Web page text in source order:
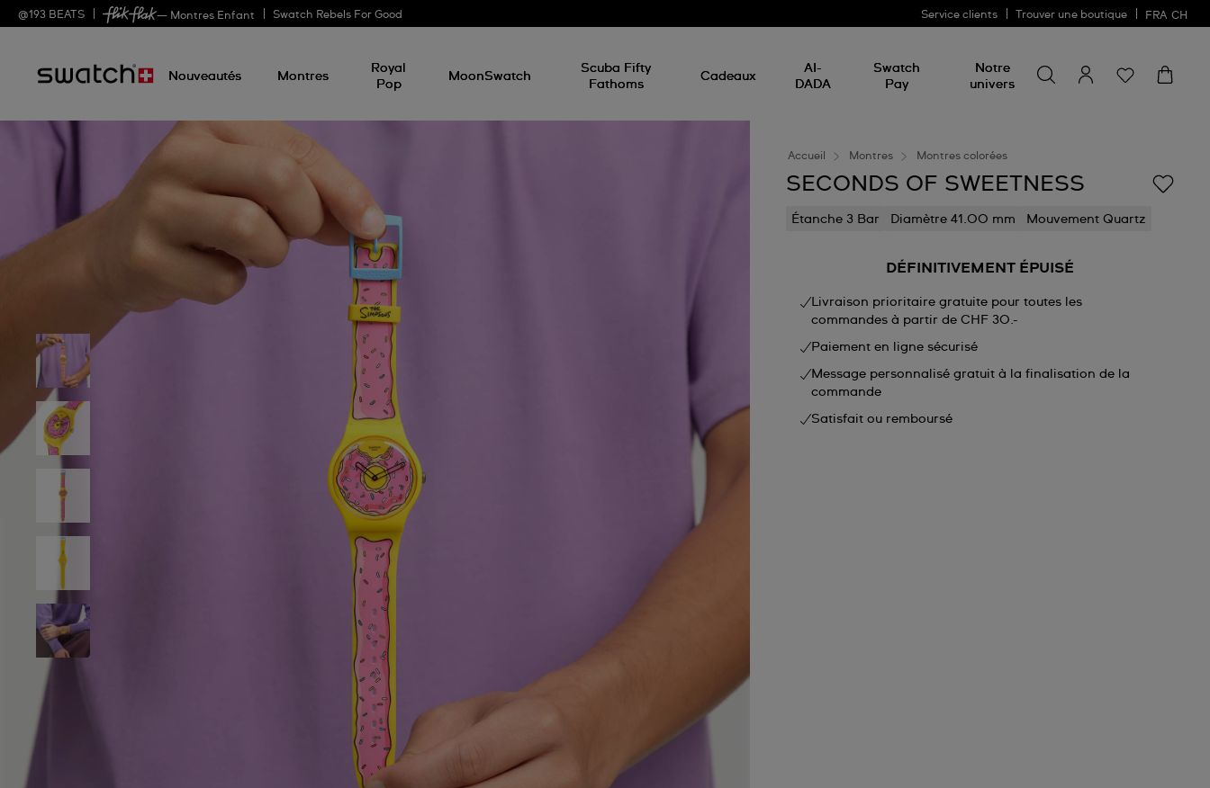
@193 BEATS — Montres Enfant Swatch Rebels For Good Service clients Trouver une boutique FRA CH
Nouveautés Montres
Royal
Pop
MoonSwatch
Scuba Fifty
Fathoms
Cadeaux
AI-
DADA
Swatch
Pay
Notre
univers
un
produit
Accueil Montres Montres colorées
SECONDS OF SWEETNESS
Étanche 3 Bar Diamètre 41.00 mm Mouvement Quartz
DÉFINITIVEMENT ÉPUISÉ
Livraison prioritaire gratuite pour toutes les
commandes à partir de CHF 30.-
Paiement en ligne sécurisé
Message personnalisé gratuit à la finalisation de la
commande
Satisfait ou remboursé